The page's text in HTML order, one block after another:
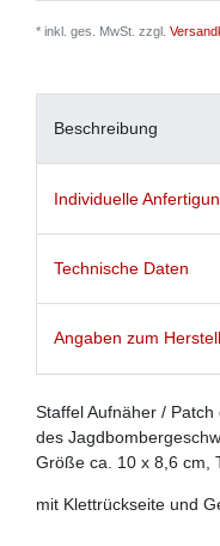
* inkl. ges. MwSt. zzgl.
Beschreibung
Individuelle
Technische Daten
Angaben zum
Staffel Aufnäher /
des
Größe ca. 10 x 8,6 cm,
mit Klettrückseite und